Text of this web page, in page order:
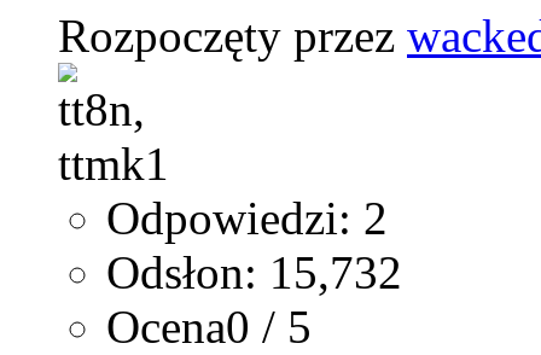
Rozpoczęty przez
Odpowiedzi: 2
Odsłon: 15,732
Ocena0 / 5